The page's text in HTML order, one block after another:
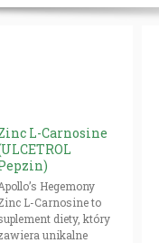
L-Carnosine
Hegemony
L-Carnosine to
diety, który
unikalne